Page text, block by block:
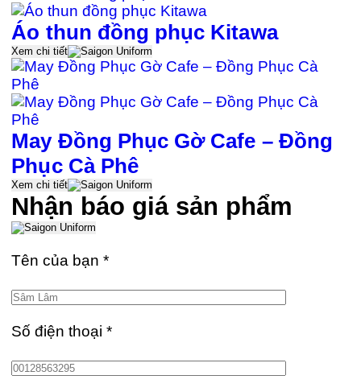
Áo thun đồng phục Kitawa
Xem chi tiết
May Đồng Phục Gờ Cafe – Đồng
Phục Cà Phê
Xem chi tiết
Nhận báo giá sản phẩm
Tên của bạn*
Số điện thoại*